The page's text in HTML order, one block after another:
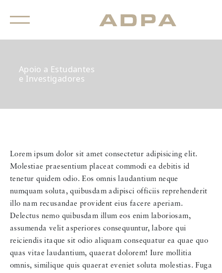
Apoio a Estudantes
e Investigadores
Lorem ipsum dolor sit amet consectetur adipisicing elit.
Molestiae praesentium placeat commodi ea debitis id
tenetur quidem odio. Eos omnis laudantium neque
numquam soluta, quibusdam adipisci officiis reprehenderit
illo nam recusandae provident eius facere aperiam.
Delectus nemo quibusdam illum eos enim laboriosam,
assumenda velit asperiores consequuntur, labore qui
reiciendis itaque sit odio aliquam consequatur ea quae quo
quas vitae laudantium, quaerat dolorem! Iure mollitia
omnis, similique quis quaerat eveniet soluta molestias. Fuga